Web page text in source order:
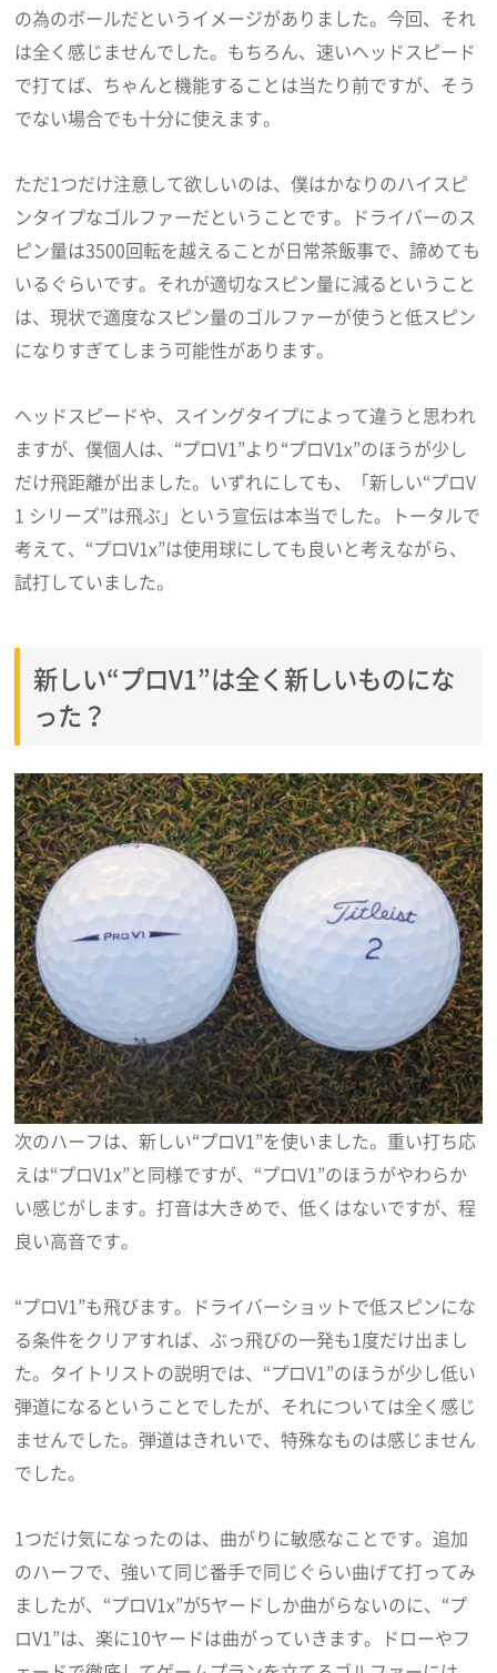
の為のボールだというイメージがありました。今回、それ
は全く感じませんでした。もちろん、速いヘッドスピード
で打てば、ちゃんと機能することは当たり前ですが、そう
でない場合でも十分に使えます。
ただ1つだけ注意して欲しいのは、僕はかなりのハイスピ
ンタイプなゴルファーだということです。ドライバーのス
ピン量は3500回転を越えることが日常茶飯事で、諦めても
いるぐらいです。それが適切なスピン量に減るということ
は、現状で適度なスピン量のゴルファーが使うと低スピン
になりすぎてしまう可能性があります。
ヘッドスピードや、スイングタイプによって違うと思われ
ますが、僕個人は、“プロV1”より“プロV1x”のほうが少し
だけ飛距離が出ました。いずれにしても、「新しい“プロV
1 シリーズ”は飛ぶ」という宣伝は本当でした。トータルで
考えて、“プロV1x”は使用球にしても良いと考えながら、
試打していました。
新しい“プロV1”は全く新しいものにな
った？
次のハーフは、新しい“プロV1”を使いました。重い打ち応
えは“プロV1x”と同様ですが、“プロV1”のほうがやわらか
い感じがします。打音は大きめで、低くはないですが、程
良い高音です。
“プロV1”も飛びます。ドライバーショットで低スピンにな
る条件をクリアすれば、ぶっ飛びの一発も1度だけ出まし
た。タイトリストの説明では、“プロV1”のほうが少し低い
弾道になるということでしたが、それについては全く感じ
ませんでした。弾道はきれいで、特殊なものは感じません
でした。
1つだけ気になったのは、曲がりに敏感なことです。追加
のハーフで、強いて同じ番手で同じぐらい曲げて打ってみ
ましたが、“プロV1x”が5ヤードしか曲がらないのに、“プ
ロV1”は、楽に10ヤードは曲がっていきます。ドローやフ